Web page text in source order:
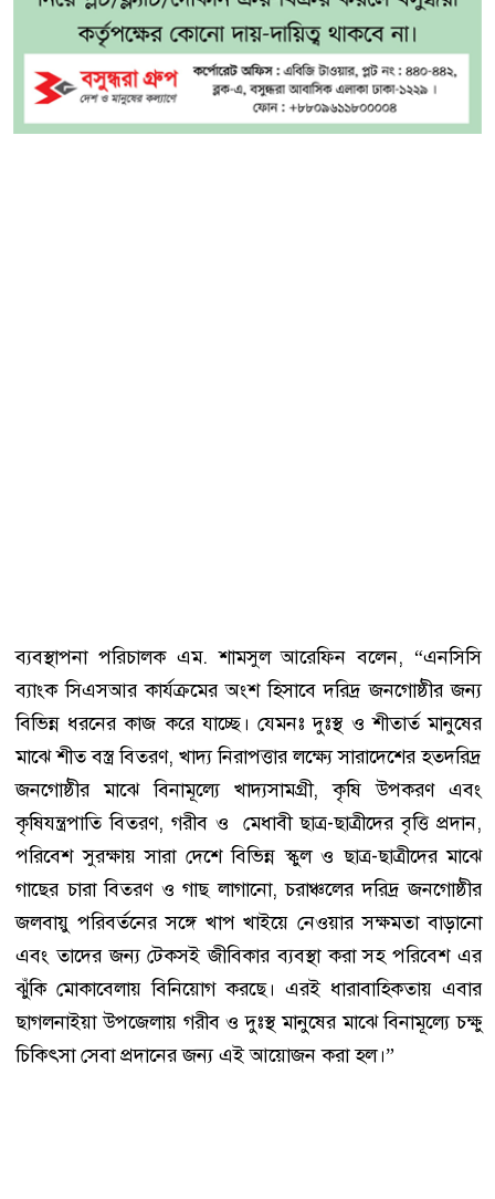
ব্যবস্থাপনা পরিচালক এম. শামসুল আরেফিন বলেন, “এনসিসি
ব্যাংক সিএসআর কার্যক্রমের অংশ হিসাবে দরিদ্র জনগোষ্ঠীর জন্য
বিভিন্ন ধরনের কাজ করে যাচ্ছে। যেমনঃ দুঃস্থ ও শীতার্ত মানুষের
মাঝে শীত বস্ত্র বিতরণ, খাদ্য নিরাপত্তার লক্ষ্যে সারাদেশের হতদরিদ্র
জনগোষ্ঠীর মাঝে বিনামূল্যে খাদ্যসামগ্রী, কৃষি উপকরণ এবং
কৃষিযন্ত্রপাতি বিতরণ, গরীব ও মেধাবী ছাত্র-ছাত্রীদের বৃত্তি প্রদান,
পরিবেশ সুরক্ষায় সারা দেশে বিভিন্ন স্কুল ও ছাত্র-ছাত্রীদের মাঝে
গাছের চারা বিতরণ ও গাছ লাগানো, চরাঞ্চলের দরিদ্র জনগোষ্ঠীর
জলবায়ু পরিবর্তনের সঙ্গে খাপ খাইয়ে নেওয়ার সক্ষমতা বাড়ানো
এবং তাদের জন্য টেকসই জীবিকার ব্যবস্থা করা সহ পরিবেশ এর
ঝুঁকি মোকাবেলায় বিনিয়োগ করছে। এরই ধারাবাহিকতায় এবার
ছাগলনাইয়া উপজেলায় গরীব ও দুঃস্থ মানুষের মাঝে বিনামূল্যে চক্ষু
চিকিৎসা সেবা প্রদানের জন্য এই আয়োজন করা হল।”